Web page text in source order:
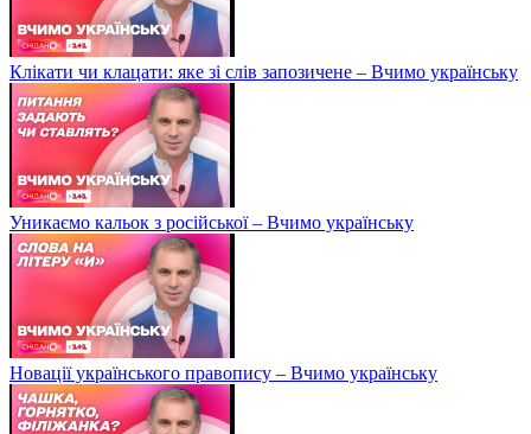
Клікати чи клацати: яке зі слів запозичене – Вчимо українську
Уникаємо кальок з російської – Вчимо українську
Новації українського правопису – Вчимо українську